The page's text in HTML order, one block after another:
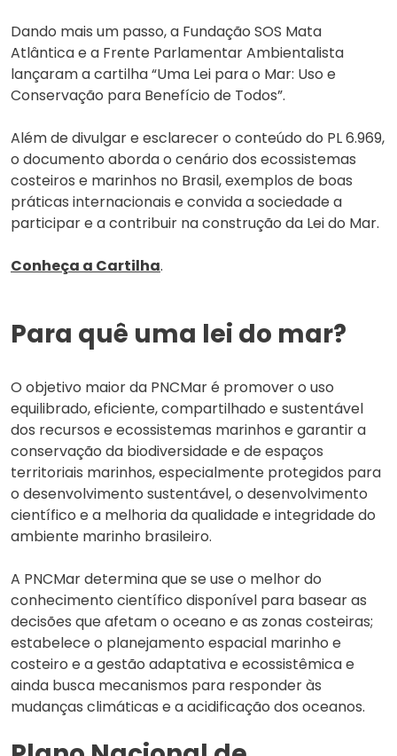
Dando mais um passo, a Fundação SOS Mata
Atlântica e a Frente Parlamentar Ambientalista
lançaram a cartilha “Uma Lei para o Mar: Uso e
Conservação para Benefício de Todos”.
Além de divulgar e esclarecer o conteúdo do PL 6.969,
o documento aborda o cenário dos ecossistemas
costeiros e marinhos no Brasil, exemplos de boas
práticas internacionais e convida a sociedade a
participar e a contribuir na construção da Lei do Mar.
Conheça a Cartilha.
Para quê uma lei do mar?
O objetivo maior da PNCMar é promover o uso
equilibrado, eficiente, compartilhado e sustentável
dos recursos e ecossistemas marinhos e garantir a
conservação da biodiversidade e de espaços
territoriais marinhos, especialmente protegidos para
o desenvolvimento sustentável, o desenvolvimento
científico e a melhoria da qualidade e integridade do
ambiente marinho brasileiro.
A PNCMar determina que se use o melhor do
conhecimento científico disponível para basear as
decisões que afetam o oceano e as zonas costeiras;
estabelece o planejamento espacial marinho e
costeiro e a gestão adaptativa e ecossistêmica e
ainda busca mecanismos para responder às
mudanças climáticas e a acidificação dos oceanos.